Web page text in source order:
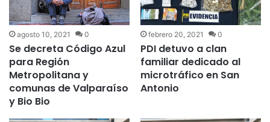
agosto 10, 2021 0
Se decreta Código Azul
para Región
Metropolitana y
comunas de Valparaíso
y Bio Bio
febrero 20, 2021 0
PDI detuvo a clan
familiar dedicado al
microtráfico en San
Antonio